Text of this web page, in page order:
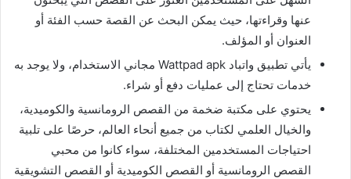
عنها وقراءتها، حيث يمكن البحث عن القصة حسب الفئة أو
العنوان أو المؤلف.
يأتي تطبيق واتباد Wattpad apk مجاني الاستخدام، ولا يوجد به
خدمات تحتاج إلى عمليات دفع أو شراء.
يحتوي على مكتبة ضخمة من القصص الرومانسية والكوميدية،
والخيال العلمي لكتاب من جميع أنحاء العالم، حرصًا على تلبية
احتياجات المستخدمين المختلفة، سواء كانوا من محبي
القصص الرومانسية أو القصص الكوميدية أو القصص التشويقية